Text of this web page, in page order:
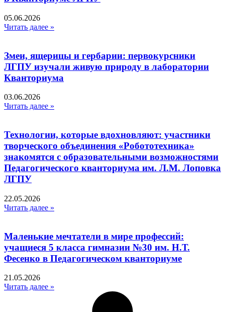
05.06.2026
Читать далее »
Змеи, ящерицы и гербарии: первокурсники
ЛГПУ изучали живую природу в лаборатории
Кванториума
03.06.2026
Читать далее »
Технологии, которые вдохновляют: участники
творческого объединения «Робототехника»
знакомятся с образовательными возможностями
Педагогического кванториума им. Л.М. Лоповка
ЛГПУ
22.05.2026
Читать далее »
Маленькие мечтатели в мире профессий:
учащиеся 5 класса гимназии №30 им. Н.Т.
Фесенко в Педагогическом кванториуме
21.05.2026
Читать далее »